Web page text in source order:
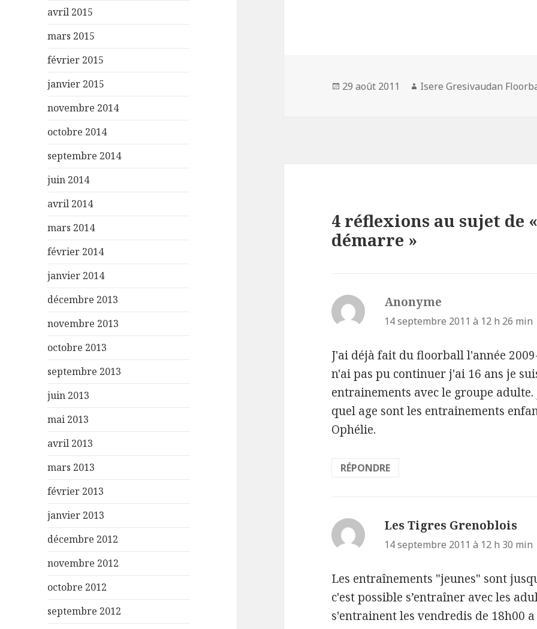
avril 2015
mars 2015
février 2015
janvier 2015
novembre 2014
octobre 2014
septembre 2014
juin 2014
avril 2014
mars 2014
février 2014
janvier 2014
décembre 2013
novembre 2013
octobre 2013
septembre 2013
juin 2013
mai 2013
avril 2013
mars 2013
février 2013
janvier 2013
décembre 2012
novembre 2012
octobre 2012
septembre 2012
Publié
29 août 2011 Auteur
Isere Gresivaudan
4 réflexions au sujet de
démarre »
Anonyme
14 septembre 2011 à 12 h 26 min
J'ai déjà fait du floorball l'année
n'ai pas pu continuer j'ai 16 ans je
entrainements avec le groupe
quel age sont les entrainements
Ophélie.
RÉPONDRE
Les Tigres Grenoblois
14 septembre 2011 à 12 h 30 min
Les entraînements "jeunes" sont
c'est possible s’entraîner avec les
s'entrainent les vendredis de 18h00 a